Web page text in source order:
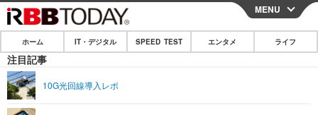
CLOSE
ホーム
IT・デジタル
SPEED TEST
MENU
ホーム IT・デジタル SPEED TEST エンタメ ライフ
注目記事
10G光回線導入レポ